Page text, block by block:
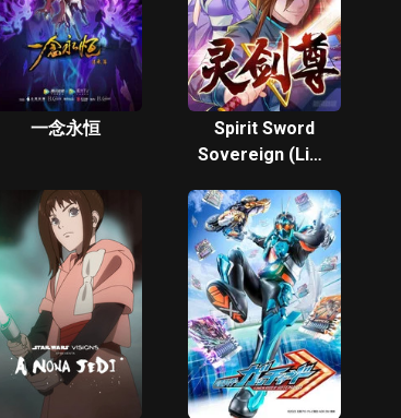
一念永恒
Spirit Sword
Sovereign (Ling